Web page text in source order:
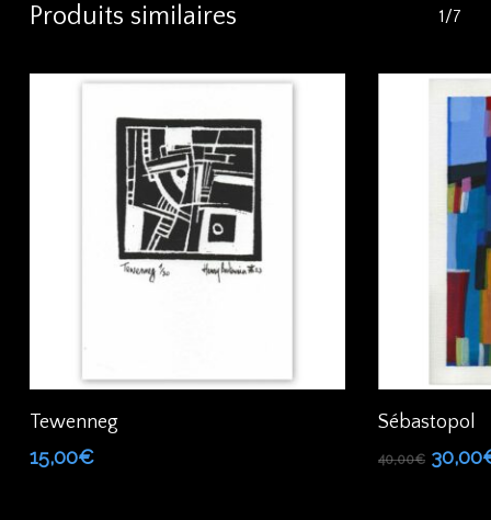
Produits similaires 1/7
Tewenneg
15,00€
Sébastopol
40,00€ Le
30,00